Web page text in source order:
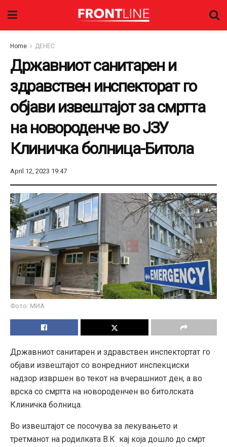
Home ДЕНЕС
Државниот санитарен и
здравствен инспекторат го
објави извештајот за смртта
на новороденче во ЈЗУ
Клиничка болница-Битола
April 12, 2023 19:47
Фото: МИА
Државниот санитарен и здравствен инспектортат го
објави извештајот со вонредниот инспекциски
надзор извршен во текот на вчерашниот ден, а во
врска со смртта на новороденчен во битолската
Клиничка болница.
Во извештајот се посочува за лекувањето и
третманот на родилката В.К кај која дошло до смрт